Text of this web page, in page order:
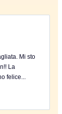
Mi sto
La
felice...